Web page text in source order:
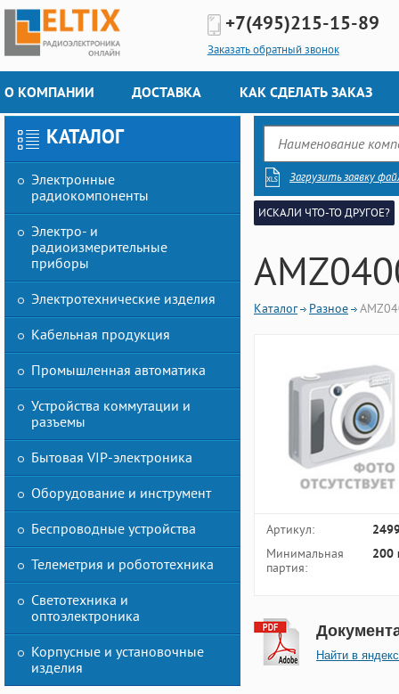
+7(495)215-15-89
Заказать обратный звонок
О КОМПАНИИ ДОСТАВКА КАК СДЕЛАТЬ ЗАКАЗ
КАТАЛОГ
Электронные
радиокомпоненты
Электро- и
радиоизмерительные
приборы
Электротехнические изделия
Кабельная продукция
Промышленная автоматика
Устройства коммутации и
разъемы
Бытовая VIP-электроника
Оборудование и инструмент
Беспроводные устройства
Телеметрия и робототехника
Светотехника и
оптоэлектроника
Корпусные и установочные
изделия
Загрузить заявку
ИСКАЛИ ЧТО-ТО ДРУГОЕ?
Каталог Разное
Артикул:
Минимальная
партия:
200
Найти в яндекс